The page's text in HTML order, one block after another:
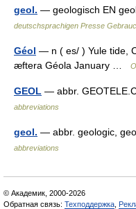
geol. — geologisch EN
deutschsprachigen Presse
Géol — n ( es/ ) Yule tide,
æftera Géola January …
GEOL — abbr.
abbreviations
geol. — abbr. geologic,
abbreviations
© Академик, 2000-2026
Обратная связь: Техподдержка